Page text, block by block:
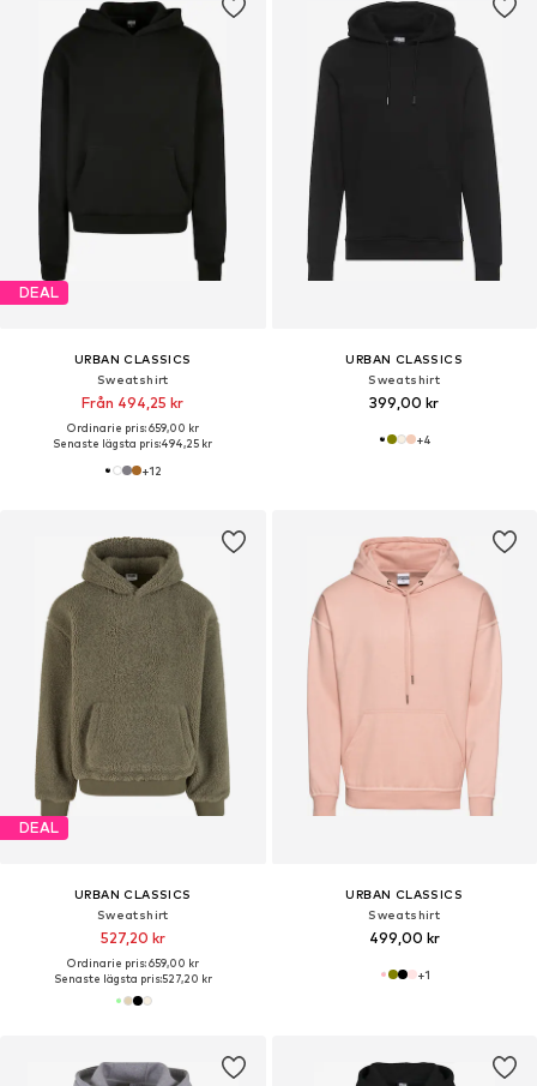
DEAL
URBAN CLASSICS
Sweatshirt
Från 494,25 kr
Ordinarie pris: 659,00 kr
Senaste lägsta pris:494,25 kr
+12
URBAN CLASSICS
Sweatshirt
399,00 kr
+4
DEAL
URBAN CLASSICS
Sweatshirt
527,20 kr
Ordinarie pris: 659,00 kr
Senaste lägsta pris:527,20 kr
URBAN CLASSICS
Sweatshirt
499,00 kr
+1